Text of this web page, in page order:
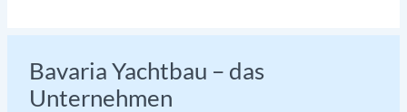
Bavaria Yachtbau – das
Unternehmen